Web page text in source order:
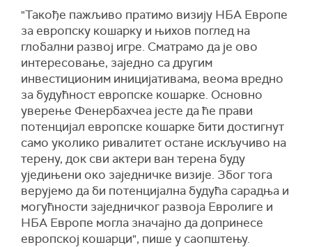
"Такође пажљиво пратимо визију НБА Европе
за европску кошарку и њихов поглед на
глобални развој игре. Сматрамо да је ово
интересовање, заједно са другим
инвестиционим иницијативама, веома вредно
за будућност европске кошарке. Основно
уверење Фенербахчеа јесте да ће прави
потенцијал европске кошарке бити достигнут
само уколико ривалитет остане искључиво на
терену, док сви актери ван терена буду
уједињени око заједничке визије. Због тога
верујемо да би потенцијална будућа сарадња и
могућности заједничког развоја Евролиге и
НБА Европе могла значајно да допринесе
европској кошарци", пише у саопштењу.